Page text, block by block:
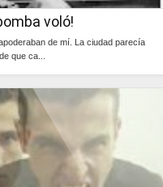
voló!
de mí. La ciudad parecía
que ca...